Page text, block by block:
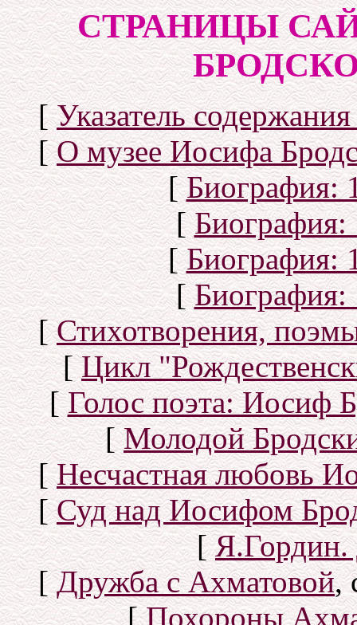
СТРАНИЦЫ
[Указатель
[О музее Иосифа
[Биография:
[Биография:
[Биография:
[Биография:
[Стихотворения,
[Цикл
[Голос поэта: Иосиф
[Молодой
[Несчастная любовь
[Суд над Иосифом
[Я.Гордин.
[Дружба с Ахматовой,
[Похороны